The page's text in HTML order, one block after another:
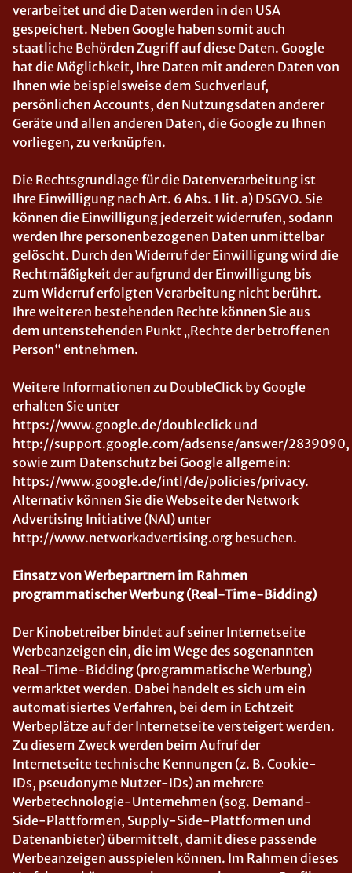
verarbeitet und die Daten werden in den USA
gespeichert. Neben Google haben somit auch
staatliche Behörden Zugriff auf diese Daten. Google
hat die Möglichkeit, Ihre Daten mit anderen Daten von
Ihnen wie beispielsweise dem Suchverlauf,
persönlichen Accounts, den Nutzungsdaten anderer
Geräte und allen anderen Daten, die Google zu Ihnen
vorliegen, zu verknüpfen.
Die Rechtsgrundlage für die Datenverarbeitung ist
Ihre Einwilligung nach Art. 6 Abs. 1 lit. a) DSGVO. Sie
können die Einwilligung jederzeit widerrufen, sodann
werden Ihre personenbezogenen Daten unmittelbar
gelöscht. Durch den Widerruf der Einwilligung wird die
Rechtmäßigkeit der aufgrund der Einwilligung bis
zum Widerruf erfolgten Verarbeitung nicht berührt.
Ihre weiteren bestehenden Rechte können Sie aus
dem untenstehenden Punkt „Rechte der betroffenen
Person“ entnehmen.
Weitere Informationen zu DoubleClick by Google
erhalten Sie unter
https://www.google.de/doubleclick und
http://support.google.com/adsense/answer/2839090,
sowie zum Datenschutz bei Google allgemein:
https://www.google.de/intl/de/policies/privacy.
Alternativ können Sie die Webseite der Network
Advertising Initiative (NAI) unter
http://www.networkadvertising.org besuchen.
Einsatz von Werbepartnern im Rahmen
programmatischer Werbung (Real-Time-Bidding)
Der Kinobetreiber bindet auf seiner Internetseite
Werbeanzeigen ein, die im Wege des sogenannten
Real-Time-Bidding (programmatische Werbung)
vermarktet werden. Dabei handelt es sich um ein
automatisiertes Verfahren, bei dem in Echtzeit
Werbeplätze auf der Internetseite versteigert werden.
Zu diesem Zweck werden beim Aufruf der
Internetseite technische Kennungen (z. B. Cookie-
IDs, pseudonyme Nutzer-IDs) an mehrere
Werbetechnologie-Unternehmen (sog. Demand-
Side-Plattformen, Supply-Side-Plattformen und
Datenanbieter) übermittelt, damit diese passende
Werbeanzeigen ausspielen können. Im Rahmen dieses